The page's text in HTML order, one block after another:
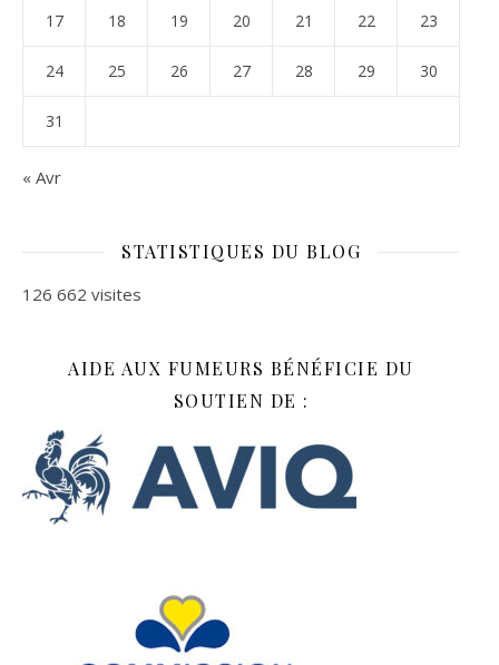
17 18 19 20 21 22 23
24 25 26 27 28 29 30
31
« Avr
STATISTIQUES DU BLOG
126 662 visites
AIDE AUX FUMEURS BÉNÉFICIE DU
SOUTIEN DE :